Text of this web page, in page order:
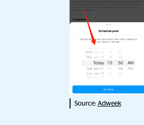
Source: Adweek